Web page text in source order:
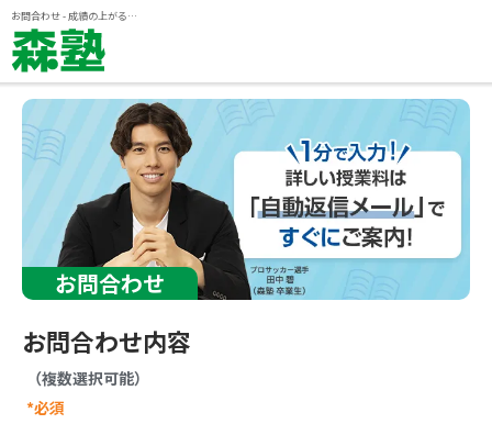
お問合わせ - 成績の上がる個別指導塾『森塾』
お問合わせ
お問合わせ内容
（複数選択可能）
*必須